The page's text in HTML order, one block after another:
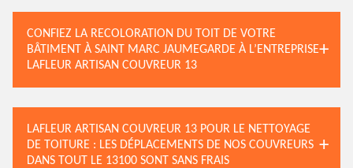
CONFIEZ LA RECOLORATION DU TOIT DE VOTRE
BÂTIMENT À SAINT MARC JAUMEGARDE À L’ENTREPRISE
LAFLEUR ARTISAN COUVREUR 13
LAFLEUR ARTISAN COUVREUR 13 POUR LE NETTOYAGE
DE TOITURE : LES DÉPLACEMENTS DE NOS COUVREURS
DANS TOUT LE 13100 SONT SANS FRAIS